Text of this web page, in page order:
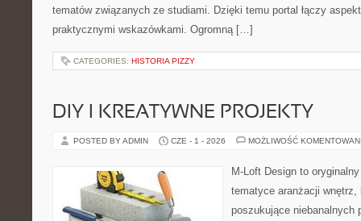
tematów związanych ze studiami. Dzięki temu portal łączy
praktycznymi wskazówkami. Ogromną […]
CATEGORIES: HISTORIA PIZZY
DIY I KREATYWNE PROJEKTY
POSTED BY ADMIN CZE - 1 - 2026 MOŻLIWOŚĆ
M-Loft Design to
tematyce aranżacji
poszukujące niebanalnych